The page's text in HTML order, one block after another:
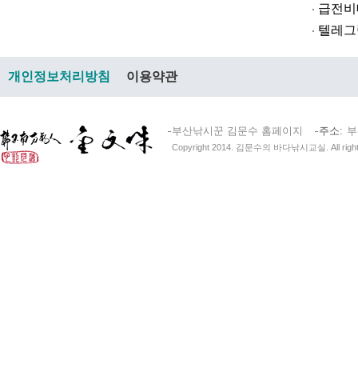
급전비대면
텔레그램
개인정보처리방침 이용약관
부산낚시꾼 김문수 홈페이지 주소
Copyright 2014. 김문수의 바다낚시교실. All